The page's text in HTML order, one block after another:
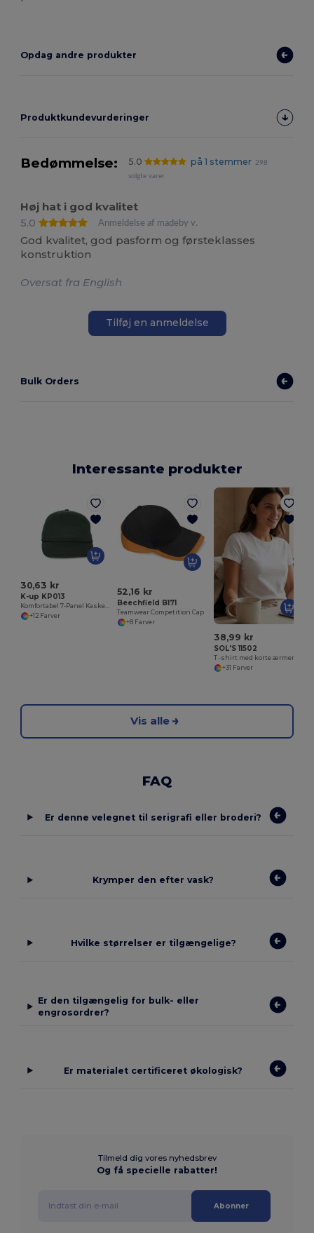
Opdag andre produkter
Produktkundevurderinger
Bedømmelse: 5.0 på 1 stemmer
298
solgte varer
Høj hat i god kvalitet
5.0
Anmeldelse af madeby v.
God kvalitet, god pasform og førsteklasses
konstruktion
Oversat fra English
Tilføj en anmeldelse
Bulk Orders
Interessante produkter
30,63 kr
K-up KP013
+12 Farver
52,16 kr
Beechfield B171
Teamwear Competition Cap
+8 Farver
38,99 kr
SOL'S 11502
+31 Farver
Vis alle
FAQ
Er denne velegnet til serigrafi eller broderi?
Krymper den efter vask?
Hvilke størrelser er tilgængelige?
Er den tilgængelig for bulk- eller
engrosordrer?
Er materialet certificeret økologisk?
Tilmeld dig vores nyhedsbrev
Og få specielle rabatter!
Abonner